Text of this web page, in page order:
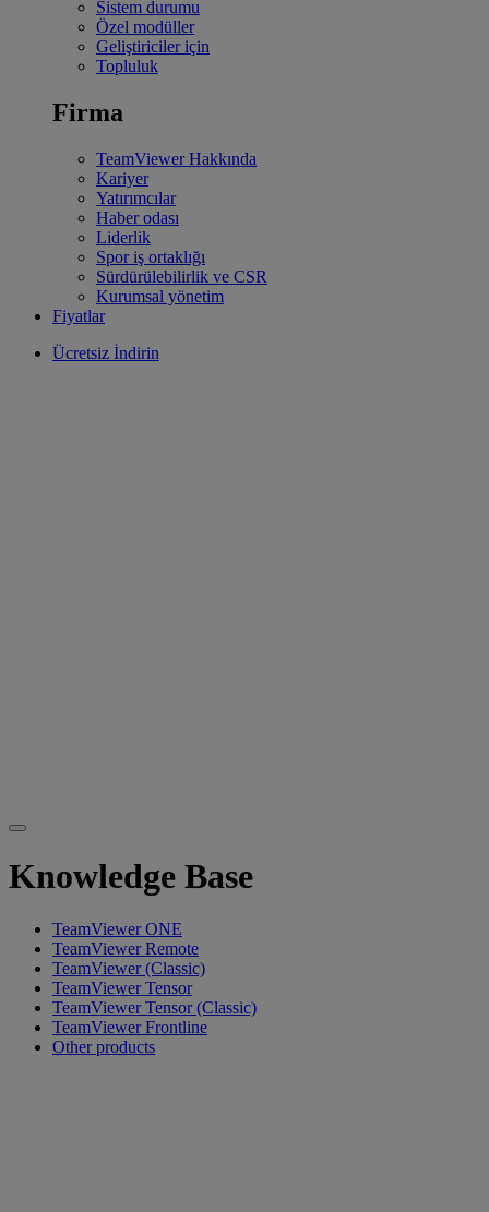
Sistem durumu
Özel modüller
Geliştiriciler için
Topluluk
Firma
TeamViewer Hakkında
Kariyer
Yatırımcılar
Haber odası
Liderlik
Spor iş ortaklığı
Sürdürülebilirlik ve CSR
Kurumsal yönetim
Fiyatlar
Ücretsiz İndirin
Knowledge Base
TeamViewer ONE
TeamViewer Remote
TeamViewer (Classic)
TeamViewer Tensor
TeamViewer Tensor (Classic)
TeamViewer Frontline
Other products